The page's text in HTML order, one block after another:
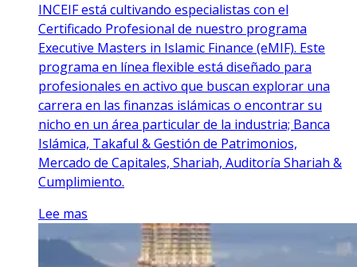
INCEIF está cultivando especialistas con el
Certificado Profesional de nuestro programa
Executive Masters in Islamic Finance (eMIF). Este
programa en línea flexible está diseñado para
profesionales en activo que buscan explorar una
carrera en las finanzas islámicas o encontrar su
nicho en un área particular de la industria; Banca
Islámica, Takaful & Gestión de Patrimonios,
Mercado de Capitales, Shariah, Auditoría Shariah &
Cumplimiento.
Lee mas